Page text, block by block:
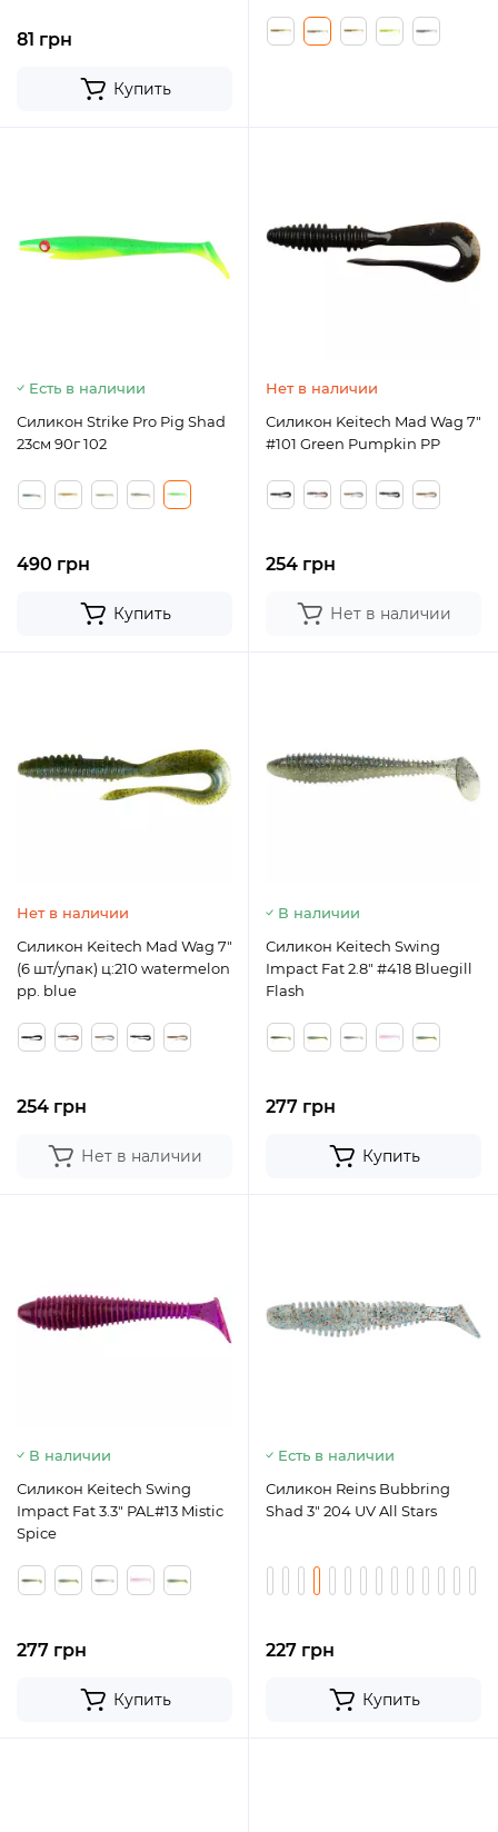
81 грн
Купить
Есть в наличии
Силикон Strike Pro Pig Shad
23см 90г 102
490 грн
Купить
Нет в наличии
Силикон Keitech Mad Wag 7"
#101 Green Pumpkin PP
254 грн
Нет в наличии
Нет в наличии
Силикон Keitech Mad Wag 7"
(6 шт/упак) ц:210 watermelon
pp. blue
254 грн
Нет в наличии
В наличии
Силикон Keitech Swing
Impact Fat 2.8" #418 Bluegill
Flash
277 грн
Купить
В наличии
Силикон Keitech Swing
Impact Fat 3.3" PAL#13 Mistic
Spice
277 грн
Купить
Есть в наличии
Силикон Reins Bubbring
Shad 3" 204 UV All Stars
227 грн
Купить